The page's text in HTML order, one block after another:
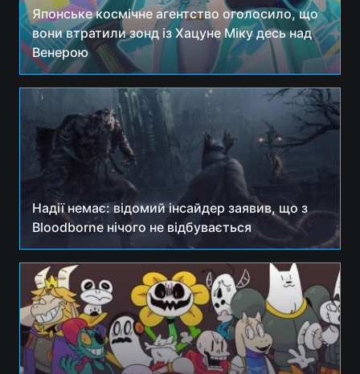
Японське космічне агентство оголосило, що
вони втратили зонд із Хацуне Міку десь над
Венерою
Надії немає: відомий інсайдер заявив, що з
Bloodborne нічого не відбувається